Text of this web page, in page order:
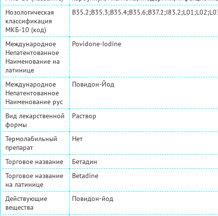
Нозологическая
классификация
МКБ-10 (код)
Международное
Непатентованное
Наименование на
латинице
Povidone-Iodine
Международное
Непатентованное
Наименование рус
Повидон-Йод
Вид лекарственной
формы
Раствор
Термолабильный
препарат
Нет
Торговое название
Бетадин
Торговое название
на латинице
Betadine
Действующие
вещества
Повидон-йод